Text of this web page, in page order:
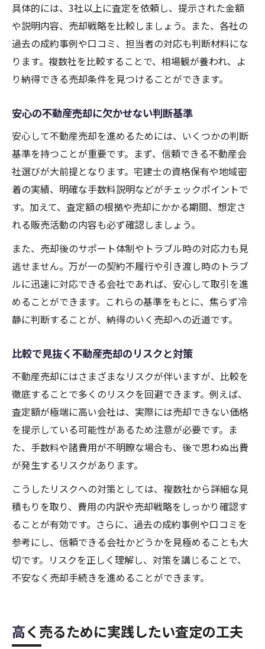
具体的には、3社以上に査定を依頼し、提示された金額
や説明内容、売却戦略を比較しましょう。また、各社の
過去の成約事例や口コミ、担当者の対応も判断材料にな
ります。複数社を比較することで、相場観が養われ、よ
り納得できる売却条件を見つけることができます。
安心の不動産売却に欠かせない判断基準
安心して不動産売却を進めるためには、いくつかの判断
基準を持つことが重要です。まず、信頼できる不動産会
社選びが大前提となります。宅建士の資格保有や地域密
着の実績、明確な手数料説明などがチェックポイントで
す。加えて、査定額の根拠や売却にかかる期間、想定さ
れる販売活動の内容も必ず確認しましょう。
また、売却後のサポート体制やトラブル時の対応力も見
逃せません。万が一の契約不履行や引き渡し時のトラブ
ルに迅速に対応できる会社であれば、安心して取引を進
めることができます。これらの基準をもとに、焦らず冷
静に判断することが、納得のいく売却への近道です。
比較で見抜く不動産売却のリスクと対策
不動産売却にはさまざまなリスクが伴いますが、比較を
徹底することで多くのリスクを回避できます。例えば、
査定額が極端に高い会社は、実際には売却できない価格
を提示している可能性があるため注意が必要です。ま
た、手数料や諸費用が不明瞭な場合も、後で思わぬ出費
が発生するリスクがあります。
こうしたリスクへの対策としては、複数社から詳細な見
積もりを取り、費用の内訳や売却戦略をしっかり確認す
ることが有効です。さらに、過去の成約事例や口コミを
参考にし、信頼できる会社かどうかを見極めることも大
切です。リスクを正しく理解し、対策を講じることで、
不安なく売却手続きを進めることができます。
高く売るために実践したい査定の工夫